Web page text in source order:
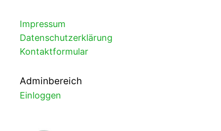
Impressum
Datenschutzerklärung
Kontaktformular
Adminbereich
Einloggen